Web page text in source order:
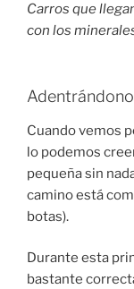
Carros que
con los
Cuando vemos
lo podemos
pequeña sin
camino está
botas).
Durante esta
bastante